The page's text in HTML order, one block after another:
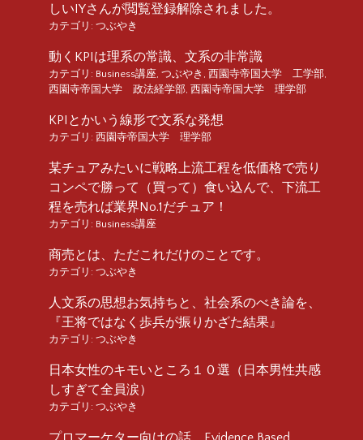
しいIYさんが閲覧登録解除されました。
カテゴリ: つぶやき
動くKPIは理系の常識、文系の非常識
カテゴリ: Business講座, つぶやき , 西園寺帝国大学 工学部,
西園寺帝国大学 政法経学部, 西園寺帝国大学 理学部
KPIとかいう線形で文系な発想
カテゴリ: 西園寺帝国大学 理学部
某チュアみたいに戦略上流工程を低価格で売り
コンペで勝って（買って）食い込んで、下流工
程を売れば業界No.1だチュア！
カテゴリ: Business講座
商売とは、ただこれだけのことです。
カテゴリ: つぶやき
人文系の思想お気持ちと、社会系のべき論を、
『王将ではなく歩兵が振りかざた結果』
カテゴリ: つぶやき
日本女性のキモいところ１０選（日本男性共感
しすぎて全員涙）
カテゴリ: つぶやき